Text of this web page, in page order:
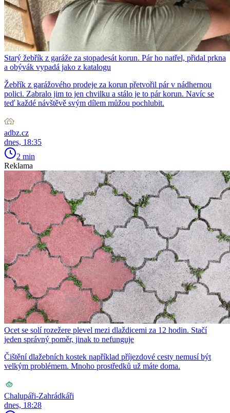
Starý žebřík z garáže za stopadesát korun. Pár ho natřel, přidal prkna
a obývák vypadá jako z katalogu
Žebřík z garážového prodeje za korun přetvořil pár v nádhernou
polici. Zabralo jim to jen chvilku a stálo je to pár korun. Navíc se
teď každé návštěvě svým dílem můžou pochlubit.
adbz.cz
dnes, 18:35
2 min
Reklama
Ocet se solí rozežere plevel mezi dlaždicemi za 12 hodin. Stačí
jeden správný poměr, jinak to nefunguje
Čištění dlažebních kostek například příjezdové cesty nemusí být
velkým problémem. Mnoho prostředků už máte doma.
Chalupáři-Zahrádkáři
dnes, 18:28